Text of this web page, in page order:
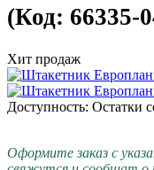
(Код: 66335-
Хит продаж
Доступность: Остатки
Оформите заказ с